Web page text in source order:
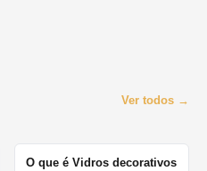
Ver todos →
O que é Vidros decorativos